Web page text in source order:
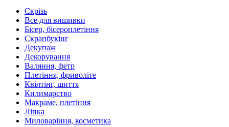
Скрізь
Все для вишивки
Бісер, бісероплетіння
Скрапбукінг
Декупаж
Декорування
Валяння, фетр
Плетіння, фриволіте
Квілтінг, шиття
Килимарство
Макраме, плетіння
Ліпка
Миловаріння, косметика